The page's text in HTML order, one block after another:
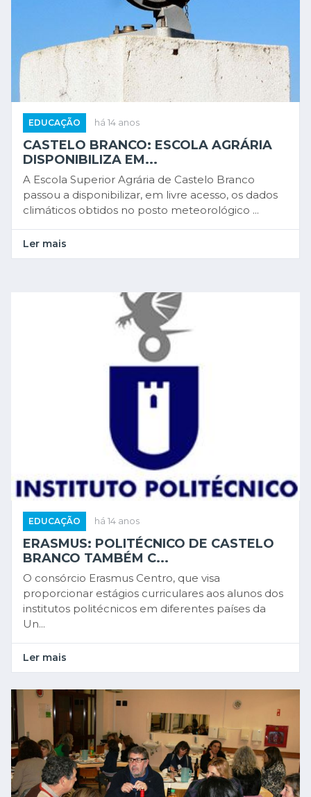
EDUCAÇÃO há 14 anos
CASTELO BRANCO: ESCOLA AGRÁRIA
DISPONIBILIZA EM...
A Escola Superior Agrária de Castelo Branco
passou a disponibilizar, em livre acesso, os dados
climáticos obtidos no posto meteorológico ...
Ler mais
EDUCAÇÃO há 14 anos
ERASMUS: POLITÉCNICO DE CASTELO
BRANCO TAMBÉM C...
O consórcio Erasmus Centro, que visa
proporcionar estágios curriculares aos alunos dos
institutos politécnicos em diferentes países da
Un...
Ler mais